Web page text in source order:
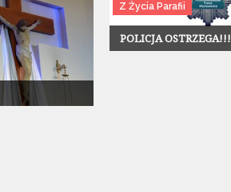
Z Życia Parafii
POLICJA OSTRZEGA!!!